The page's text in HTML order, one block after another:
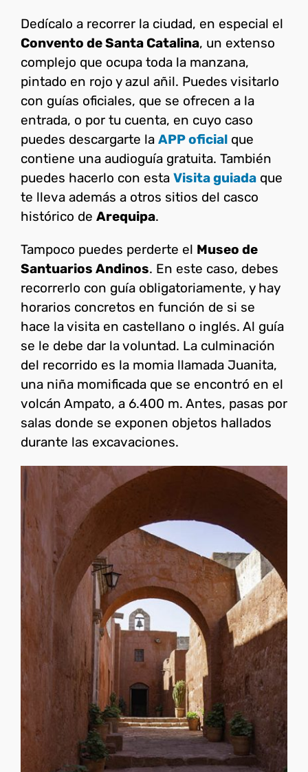
Dedícalo a recorrer la ciudad, en especial el
Convento de Santa Catalina, un extenso
complejo que ocupa toda la manzana,
pintado en rojo y azul añil. Puedes visitarlo
con guías oficiales, que se ofrecen a la
entrada, o por tu cuenta, en cuyo caso
puedes descargarte la APP oficial que
contiene una audioguía gratuita. También
puedes hacerlo con esta Visita guiada que
te lleva además a otros sitios del casco
histórico de Arequipa.
Tampoco puedes perderte el Museo de
Santuarios Andinos. En este caso, debes
recorrerlo con guía obligatoriamente, y hay
horarios concretos en función de si se
hace la visita en castellano o inglés. Al guía
se le debe dar la voluntad. La culminación
del recorrido es la momia llamada Juanita,
una niña momificada que se encontró en el
volcán Ampato, a 6.400 m. Antes, pasas por
salas donde se exponen objetos hallados
durante las excavaciones.